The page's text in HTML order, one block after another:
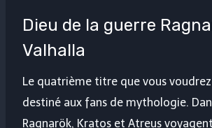
Dieu de la guerre
Valhalla
Le quatrième titre que vous voudrez
destiné aux fans de mythologie.
Ragnarök, Kratos et Atreus